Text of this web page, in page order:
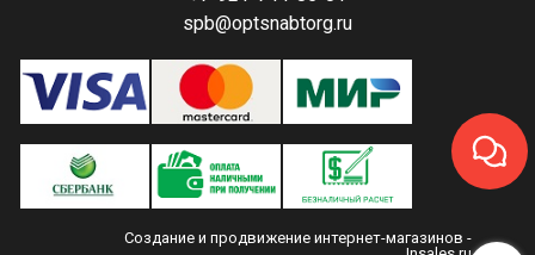
spb@optsnabtorg.ru
Создание и продвижение интернет-магазинов -